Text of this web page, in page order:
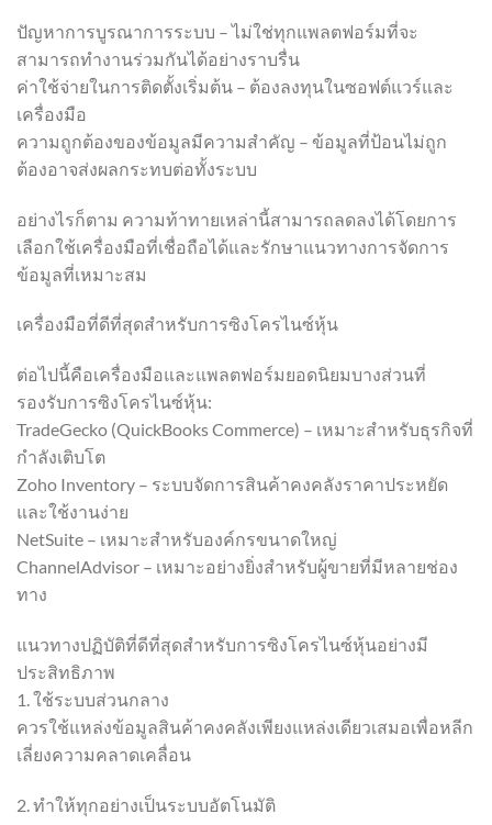
ปัญหาการบูรณาการระบบ – ไม่ใช่ทุกแพลตฟอร์มที่จะ
สามารถทำงานร่วมกันได้อย่างราบรื่น
ค่าใช้จ่ายในการติดตั้งเริ่มต้น – ต้องลงทุนในซอฟต์แวร์และ
เครื่องมือ
ความถูกต้องของข้อมูลมีความสำคัญ – ข้อมูลที่ป้อนไม่ถูก
ต้องอาจส่งผลกระทบต่อทั้งระบบ
อย่างไรก็ตาม ความท้าทายเหล่านี้สามารถลดลงได้โดยการ
เลือกใช้เครื่องมือที่เชื่อถือได้และรักษาแนวทางการจัดการ
ข้อมูลที่เหมาะสม
เครื่องมือที่ดีที่สุดสำหรับการซิงโครไนซ์หุ้น
ต่อไปนี้คือเครื่องมือและแพลตฟอร์มยอดนิยมบางส่วนที่
รองรับการซิงโครไนซ์หุ้น:
TradeGecko (QuickBooks Commerce) – เหมาะสำหรับธุรกิจที่
กำลังเติบโต
Zoho Inventory – ระบบจัดการสินค้าคงคลังราคาประหยัด
และใช้งานง่าย
NetSuite – เหมาะสำหรับองค์กรขนาดใหญ่
ChannelAdvisor – เหมาะอย่างยิ่งสำหรับผู้ขายที่มีหลายช่อง
ทาง
แนวทางปฏิบัติที่ดีที่สุดสำหรับการซิงโครไนซ์หุ้นอย่างมี
ประสิทธิภาพ
1. ใช้ระบบส่วนกลาง
ควรใช้แหล่งข้อมูลสินค้าคงคลังเพียงแหล่งเดียวเสมอเพื่อหลีก
เลี่ยงความคลาดเคลื่อน
2. ทำให้ทุกอย่างเป็นระบบอัตโนมัติ